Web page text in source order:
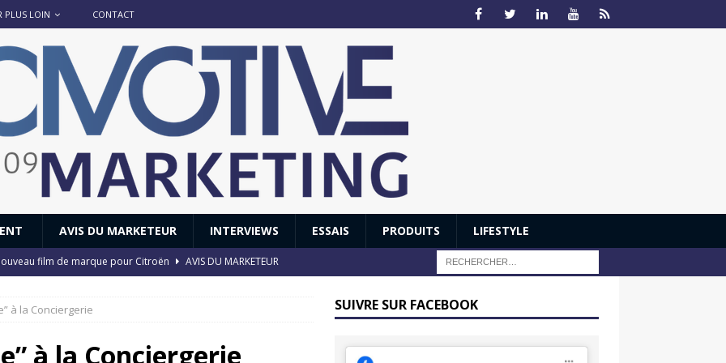
PLUS LOIN CONTACT
AVIS DU MARKETEUR INTERVIEWS ESSAIS PRODUITS LIFESTYLE
film de marque pour Citroën
AVIS DU MARKETEUR
GTi : naissance d’une légende
Honda dévoile un spot publicitaire… confiné!
à la Conciergerie
à la Conciergerie
SUIVRE SUR FACEBOOK